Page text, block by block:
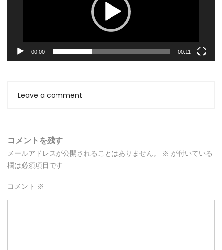
00:00 00:11
Leave a comment
コメントを残す
メールアドレスが公開されることはありません。 ※ が付いている
欄は必須項目です
コメント ※